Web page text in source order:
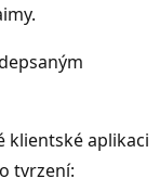
klientské aplikaci
tvrzení: